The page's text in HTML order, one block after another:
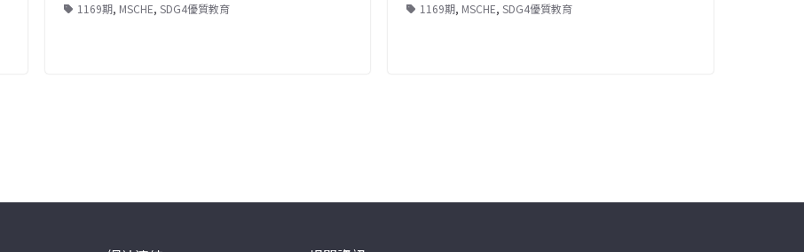
1169期, MSCHE, SDG4優質教育
1169期, MSCHE,SDG4優質教育